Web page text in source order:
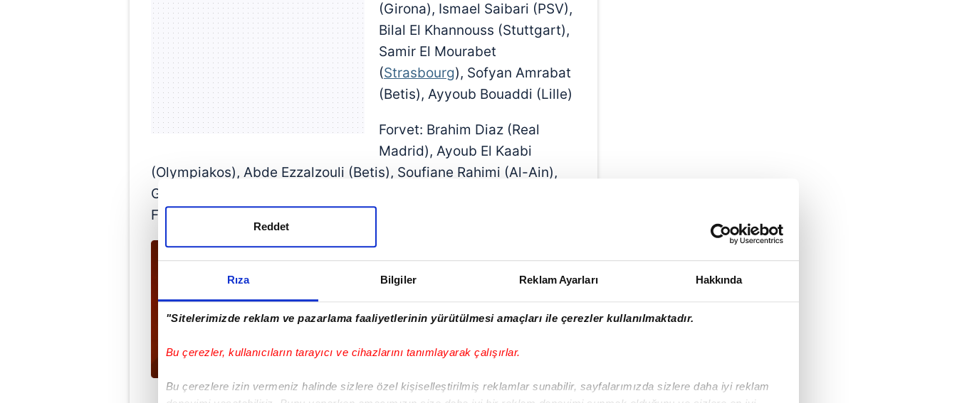
Rıza Bilgiler Reklam Ayarları Hakkında
"Sitelerimizde reklam ve pazarlama faaliyetlerinin yürütülmesi amaçları ile çerezler kullanılmaktadır.
Bu çerezler, kullanıcıların tarayıcı ve cihazlarını tanımlayarak çalışırlar.
Bu çerezlere izin vermeniz halinde sizlere özel kişiselleştirilmiş reklamlar sunabilir, sayfalarımızda sizlere daha iyi reklam
Reddet
(Girona), Ismael Saibari (PSV),
Bilal El Khannouss (Stuttgart),
Samir El Mourabet
(Strasbourg), Sofyan Amrabat
(Betis), Ayyoub Bouaddi (Lille)
Forvet: Brahim Diaz (Real
Madrid), Ayoub El Kaabi
(Olympiakos), Abde Ezzalzouli (Betis), Soufiane Rahimi (Al-Ain),
Gessime Yassine (Strasbourg), Ayoube Amaimouni (Eintracht
Frankfurt), Chemsdine Talbi (Sunderland)